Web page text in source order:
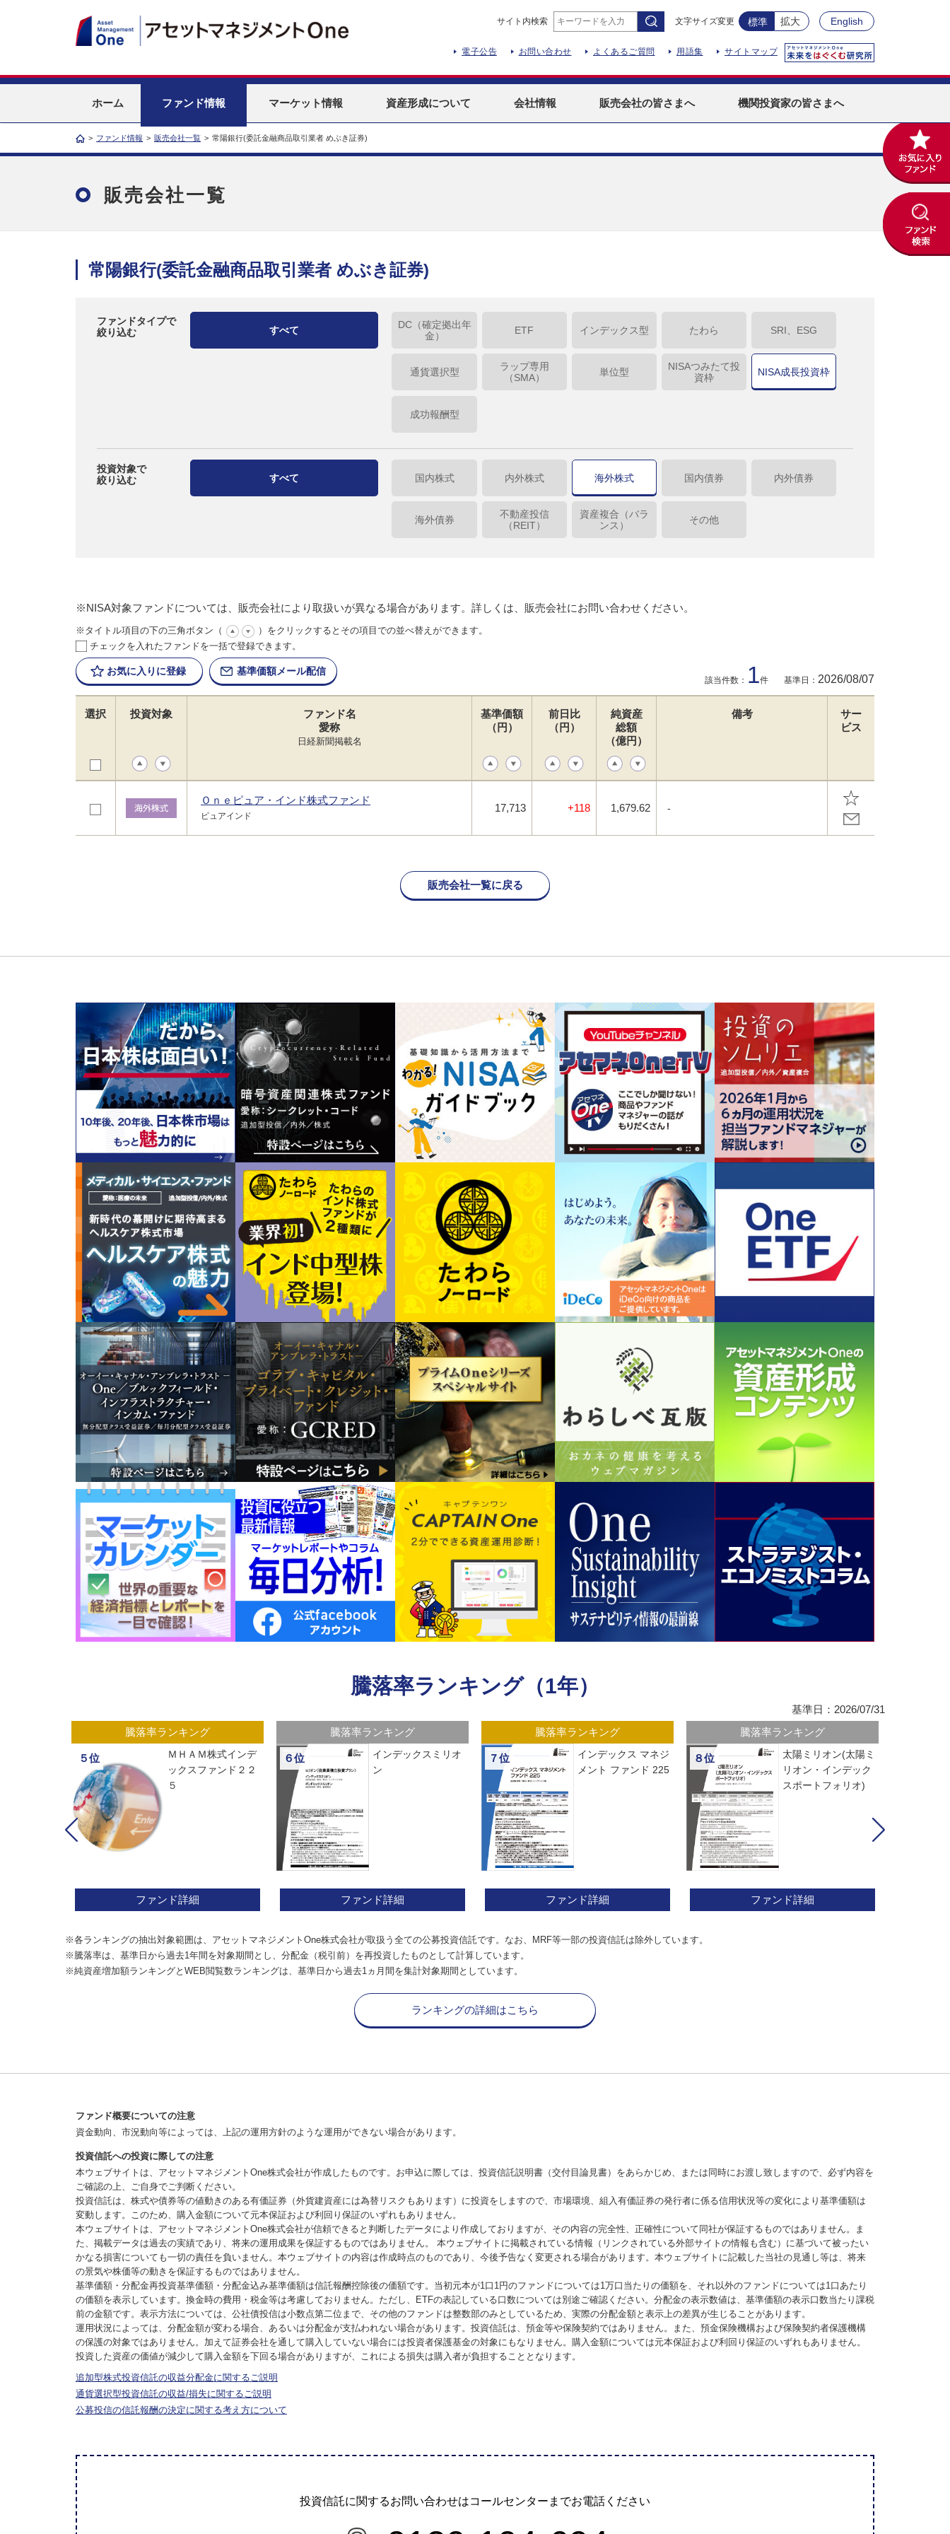
サイト内検索 文字サイズ変更 標準 拡大 English
電子公告 お問い合わせ よくあるご質問 用語集 サイトマップ
ホーム ファンド情報 マーケット情報 資産形成について 会社情報 販売会社の皆さまへ 機関投資家の皆さまへ
> ファンド情報 > 販売会社一覧 > 常陽銀行(委託金融商品取引業者 めぶき証券)
販売会社一覧
常陽銀行(委託金融商品取引業者 めぶき証券)
ファンドタイプで
絞り込む
すべて
DC（確定拠出年
金）
ETF インデックス型 たわら SRI、ESG
通貨選択型
ラップ専用
（SMA）
単位型
NISAつみたて投
資枠
NISA成長投資枠
成功報酬型
投資対象で
絞り込む
すべて 国内株式 内外株式 海外株式 国内債券 内外債券
海外債券
不動産投信
（REIT）
資産複合（バラ
ンス）
その他
※NISA対象ファンドについては、販売会社により取扱いが異なる場合があります。詳しくは、販売会社にお問い合わせください。
※タイトル項目の下の三角ボタン（
）をクリックするとその項目での並べ替えができます。
チェックを入れたファンドを一括で登録できます。
お気に入りに登録 基準価額メール配信
該当件数： 1件 基準日： 2026/08/07
選択 投資対象
ファンド名
愛称
日経新聞掲載名
基準価額
（円）
前日比
（円）
純資産
総額
（億円）
備考
サー
ビス
Ｏｎｅピュア・インド株式ファンド
ピュアインド
17,713 +118 1,679.62 -
販売会社一覧に戻る
騰落率ランキング（1年）
基準日：2026/07/31
騰落率ランキング
５位
ＭＨＡＭ株式インデ
ックスファンド２２
５
ファンド詳細
騰落率ランキング
６位
インデックスミリオ
ン
ファンド詳細
騰落率ランキング
７位
インデックス マネジ
メント ファンド 225
ファンド詳細
騰落率ランキング
８位
太陽ミリオン(太陽ミ
リオン・インデック
スポートフォリオ)
ファンド詳細
※各ランキングの抽出対象範囲は、アセットマネジメントOne株式会社が取扱う全ての公募投資信託です。なお、MRF等一部の投資信託は除外しています。
※騰落率は、基準日から過去1年間を対象期間とし、分配金（税引前）を再投資したものとして計算しています。
※純資産増加額ランキングとWEB閲覧数ランキングは、基準日から過去1ヵ月間を集計対象期間としています。
ランキングの詳細はこちら
ファンド概要についての注意
資金動向、市況動向等によっては、上記の運用方針のような運用ができない場合があります。
投資信託への投資に際しての注意
本ウェブサイトは、アセットマネジメントOne株式会社が作成したものです。お申込に際しては、投資信託説明書（交付目論見書）をあらかじめ、または同時にお渡し致しますので、必ず内容を
ご確認の上、ご自身でご判断ください。
投資信託は、株式や債券等の値動きのある有価証券（外貨建資産には為替リスクもあります）に投資をしますので、市場環境、組入有価証券の発行者に係る信用状況等の変化により基準価額は
変動します。このため、購入金額について元本保証および利回り保証のいずれもありません。
本ウェブサイトは、アセットマネジメントOne株式会社が信頼できると判断したデータにより作成しておりますが、その内容の完全性、正確性について同社が保証するものではありません。ま
た、掲載データは過去の実績であり、将来の運用成果を保証するものではありません。 本ウェブサイトに掲載されている情報（リンクされている外部サイトの情報も含む）に基づいて被ったい
かなる損害についても一切の責任を負いません。本ウェブサイトの内容は作成時点のものであり、今後予告なく変更される場合があります。本ウェブサイトに記載した当社の見通し等は、将来
の景気や株価等の動きを保証するものではありません。
基準価額・分配金再投資基準価額・分配金込み基準価額は信託報酬控除後の価額です。当初元本が1口1円のファンドについては1万口当たりの価額を、それ以外のファンドについては1口あたり
の価額を表示しています。換金時の費用・税金等は考慮しておりません。ただし、ETFの表記している口数については別途ご確認ください。分配金の表示数値は、基準価額の表示口数当たり課税
前の金額です。表示方法については、公社債投信は小数点第二位まで、その他のファンドは整数部のみとしているため、実際の分配金額と表示上の差異が生じることがあります。
運用状況によっては、分配金額が変わる場合、あるいは分配金が支払われない場合があります。投資信託は、預金等や保険契約ではありません。また、預金保険機構および保険契約者保護機構
の保護の対象ではありません。加えて証券会社を通して購入していない場合には投資者保護基金の対象にもなりません。購入金額については元本保証および利回り保証のいずれもありません。
投資した資産の価値が減少して購入金額を下回る場合がありますが、これによる損失は購入者が負担することとなります。
追加型株式投資信託の収益分配金に関するご説明
通貨選択型投資信託の収益/損失に関するご説明
公募投信の信託報酬の決定に関する考え方について
投資信託に関するお問い合わせはコールセンターまでお電話ください